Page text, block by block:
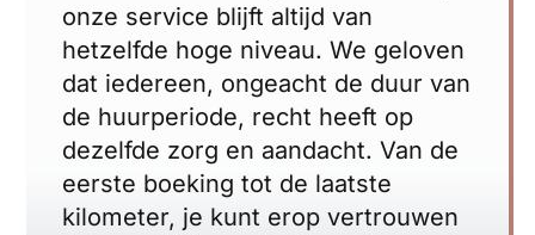
onze service blijft altijd van
hetzelfde hoge niveau. We geloven
dat iedereen, ongeacht de duur van
de huurperiode, recht heeft op
dezelfde zorg en aandacht. Van de
eerste boeking tot de laatste
kilometer, je kunt erop vertrouwen